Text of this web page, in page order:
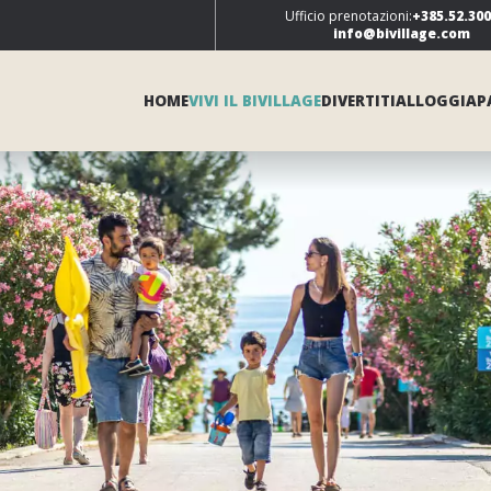
Ufficio prenotazioni:
info@bivillage.com
HOMEVIVI IL BIVILLAGEDIVERTITIALLOGGIA